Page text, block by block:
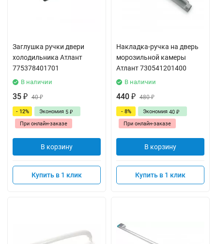
Заглушка ручки двери
холодильника Атлант
775378401701
В наличии
35 ₽ 40₽
- 12% Экономия 5 ₽
При онлайн-заказе
В корзину
Купить в 1 клик
Накладка-ручка на дверь
морозильной камеры
Атлант 730541201400
В наличии
440 ₽ 480₽
- 8% Экономия 40 ₽
При онлайн-заказе
В корзину
Купить в 1 клик